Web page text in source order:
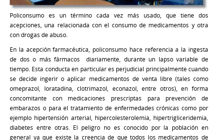
Policonsumo es un término cada vez más usado, que tiene dos
acepciones, una relacionada con el consumo de medicamentos y otra
con drogas de abuso.
En la acepción farmacéutica, policonsumo hace referencia a la ingesta
de dos o más fármacos diariamente, durante un lapso variable de
tiempo. Esta conducta en particular es perjudicial principalmente cuando
se decide ingerir o aplicar medicamentos de venta libre (tales como
omeprazol, loratadina, clotrimazol, econazol, entre otros), en forma
concomitante con medicaciones prescriptas para prevención de
embarazos o para el tratamiento de enfermedades crónicas como por
ejemplo hipertensión arterial, hipercolesterolemia, hipertrigliceridemia,
diabetes entre otras. El peligro no es conocido por la población en
general ya que existe la creencia de que todos los medicamentos de